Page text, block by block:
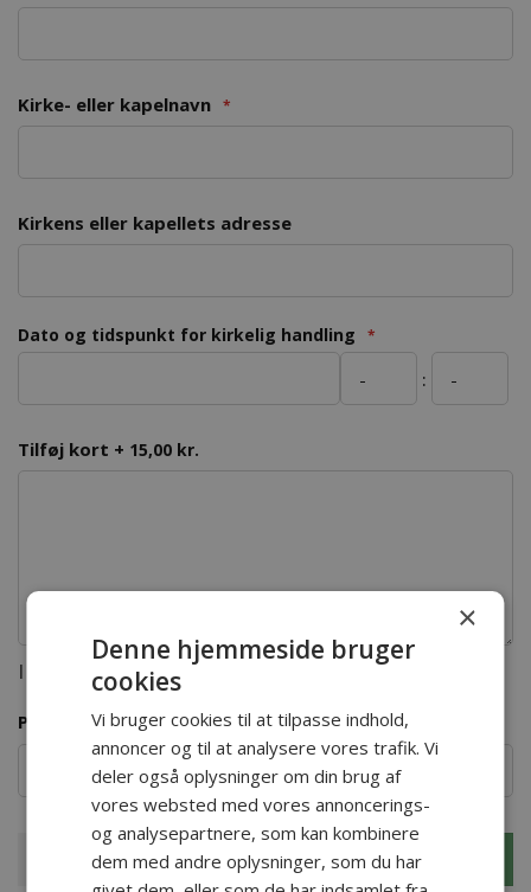
Kirke- eller kapelnavn
Kirkens eller kapellets adresse
Dato og tidspunkt for kirkelig handling
:
Tilføj kort + 15,00 kr.
Maximum 350 characters
Postnummer for afholdelse af kirkelig handling
Læg i kurv
×
Denne hjemmeside bruger
cookies
Vi bruger cookies til at tilpasse indhold,
annoncer og til at analysere vores trafik. Vi
deler også oplysninger om din brug af
vores websted med vores annoncerings-
og analysepartnere, som kan kombinere
dem med andre oplysninger, som du har